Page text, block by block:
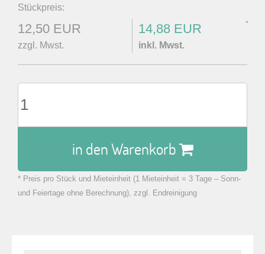
Stückpreis:
12,50 EUR
zzgl. Mwst.
14,88 EUR *
inkl. Mwst.
in den Warenkorb
zu Warenkorb hinzugefügt.
* Preis pro Stück und Mieteinheit (1 Mieteinheit = 3 Tage – Sonn-
und Feiertage ohne Berechnung), zzgl. Endreinigung